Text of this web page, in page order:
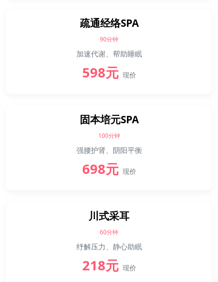
疏通经络SPA
90分钟
加速代谢、帮助睡眠
598元 现价
固本培元SPA
100分钟
强腰护肾、阴阳平衡
698元 现价
川式采耳
60分钟
纾解压力、静心助眠
218元 现价